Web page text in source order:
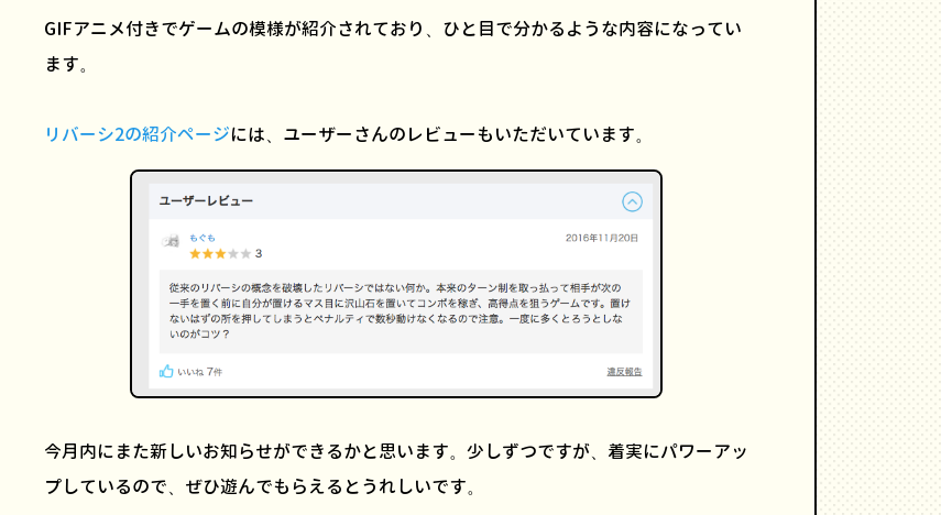
GIFアニメ付きでゲームの模様が紹介されており、ひと目で分かるような内容になってい
ます。
リバーシ2の紹介ページには、ユーザーさんのレビューもいただいています。
今月内にまた新しいお知らせができるかと思います。少しずつですが、着実にパワーアッ
プしているので、ぜひ遊んでもらえるとうれしいです。